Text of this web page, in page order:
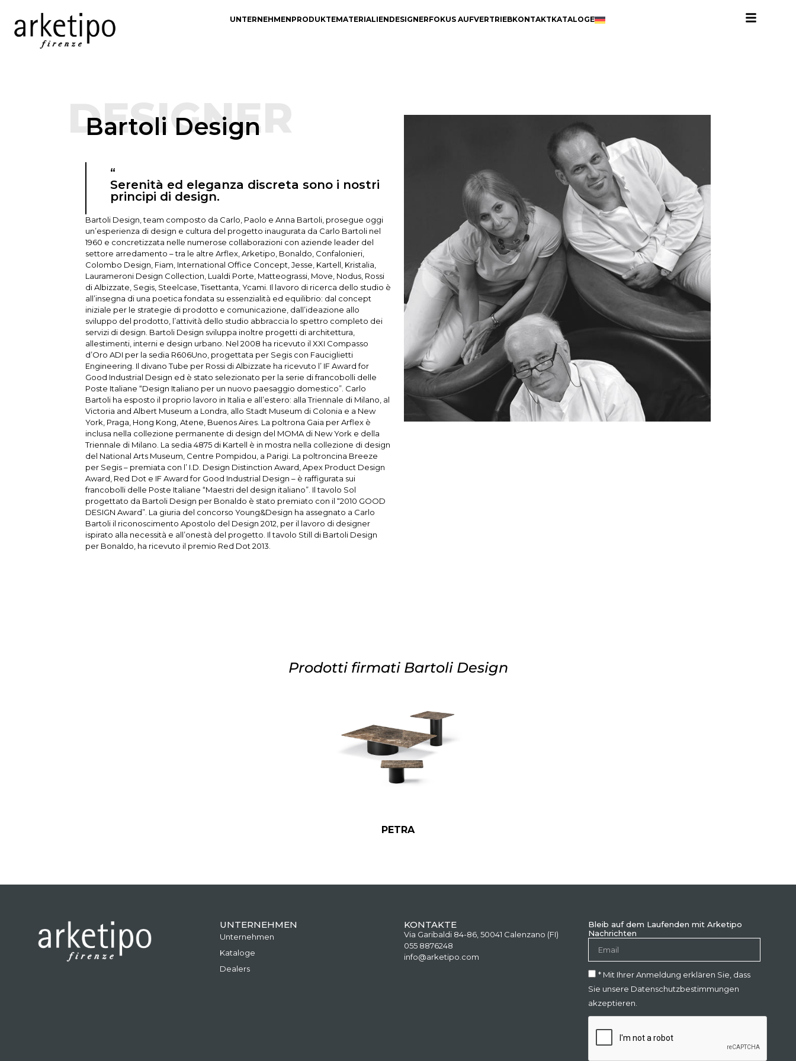
UNTERNEHMENPRODUKTEMATERIALIENDESIGNERFOKUS AUFVERTRIEBKONTAKTKATALOGE
DESIGNER
Bartoli Design
“
Serenità ed eleganza discreta sono i nostri
principi di design.
Bartoli Design, team composto da Carlo, Paolo e Anna Bartoli, prosegue oggi
un’esperienza di design e cultura del progetto inaugurata da Carlo Bartoli nel
1960 e concretizzata nelle numerose collaborazioni con aziende leader del
settore arredamento – tra le altre Arflex, Arketipo, Bonaldo, Confalonieri,
Colombo Design, Fiam, International Office Concept, Jesse, Kartell, Kristalia,
Laurameroni Design Collection, Lualdi Porte, Matteograssi, Move, Nodus, Rossi
di Albizzate, Segis, Steelcase, Tisettanta, Ycami. Il lavoro di ricerca dello studio è
all’insegna di una poetica fondata su essenzialità ed equilibrio: dal concept
iniziale per le strategie di prodotto e comunicazione, dall’ideazione allo
sviluppo del prodotto, l’attività dello studio abbraccia lo spettro completo dei
servizi di design. Bartoli Design sviluppa inoltre progetti di architettura,
allestimenti, interni e design urbano. Nel 2008 ha ricevuto il XXI Compasso
d’Oro ADI per la sedia R606Uno, progettata per Segis con Fauciglietti
Engineering. Il divano Tube per Rossi di Albizzate ha ricevuto l’ IF Award for
Good Industrial Design ed è stato selezionato per la serie di francobolli delle
Poste Italiane “Design Italiano per un nuovo paesaggio domestico”. Carlo
Bartoli ha esposto il proprio lavoro in Italia e all’estero: alla Triennale di Milano, al
Victoria and Albert Museum a Londra, allo Stadt Museum di Colonia e a New
York, Praga, Hong Kong, Atene, Buenos Aires. La poltrona Gaia per Arflex è
inclusa nella collezione permanente di design del MOMA di New York e della
Triennale di Milano. La sedia 4875 di Kartell è in mostra nella collezione di design
del National Arts Museum, Centre Pompidou, a Parigi. La poltroncina Breeze
per Segis – premiata con l’ I.D. Design Distinction Award, Apex Product Design
Award, Red Dot e IF Award for Good Industrial Design – è raffigurata sui
francobolli delle Poste Italiane “Maestri del design italiano”. Il tavolo Sol
progettato da Bartoli Design per Bonaldo è stato premiato con il “2010 GOOD
DESIGN Award”. La giuria del concorso Young&Design ha assegnato a Carlo
Bartoli il riconoscimento Apostolo del Design 2012, per il lavoro di designer
ispirato alla necessità e all’onestà del progetto. Il tavolo Still di Bartoli Design
per Bonaldo, ha ricevuto il premio Red Dot 2013.
Prodotti firmati Bartoli Design
PETRA
UNTERNEHMEN
Unternehmen
Kataloge
Dealers
KONTAKTE
Via Garibaldi 84-86, 50041 Calenzano (FI)
055 8876248
info@arketipo.com
Bleib auf dem Laufenden mit Arketipo
Nachrichten
* Mit Ihrer Anmeldung erklären Sie, dass
Sie unsere Datenschutzbestimmungen
akzeptieren.